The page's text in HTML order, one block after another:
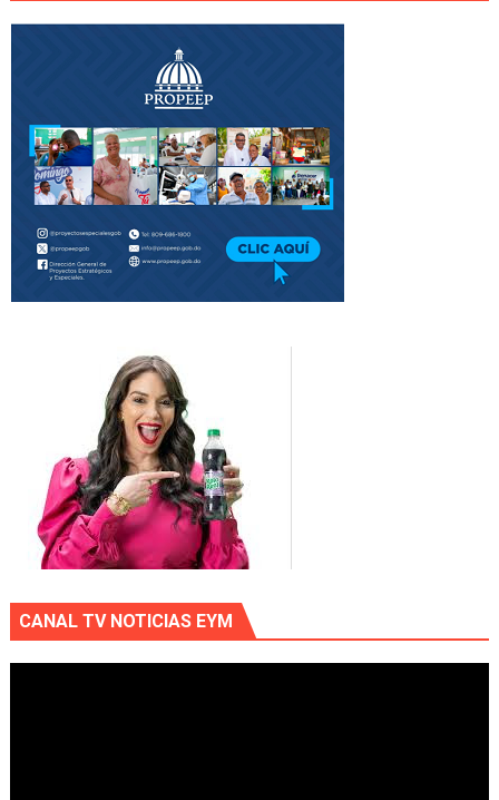
CANAL TV NOTICIAS EYM